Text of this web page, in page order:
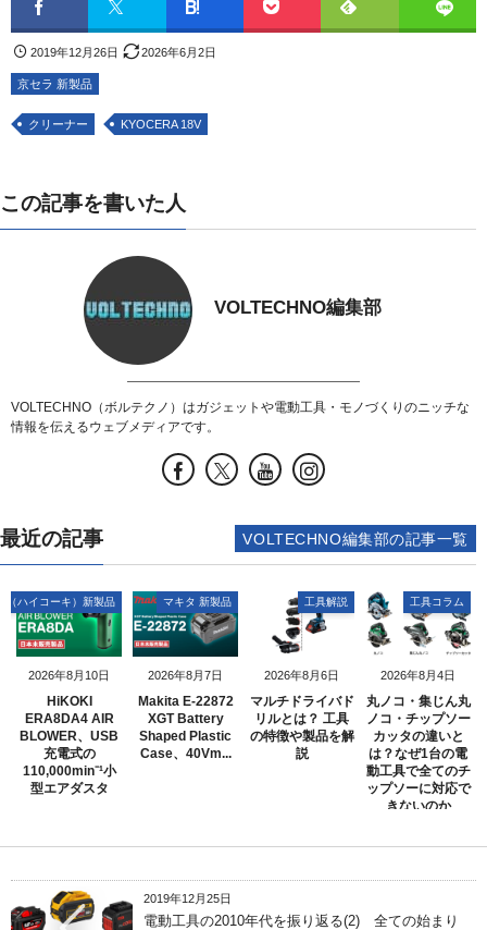
2019年12月26日 2026年6月2日
京セラ 新製品
クリーナー KYOCERA 18V
この記事を書いた人
VOLTECHNO編集部
VOLTECHNO（ボルテクノ）はガジェットや電動工具・モノづくりのニッチな
情報を伝えるウェブメディアです。
最近の記事
2026年8月10日
（ハイコーキ）新製品
HiKOKI
ERA8DA4 AIR
BLOWER、USB
充電式の
110,000min⁻¹小
型エアダスタ
2026年8月7日
マキタ 新製品
Makita E-22872
XGT Battery
Shaped Plastic
Case、40Vm...
2026年8月6日
工具解説
マルチドライバド
リルとは？ 工具
の特徴や製品を解
説
2026年8月4日
工具コラム
丸ノコ・集じん丸
ノコ・チップソー
カッタの違いと
は？なぜ1台の電
動工具で全てのチ
ップソーに対応で
きないのか
VOLTECHNO編集部の記事一覧
2019年12月25日
電動工具の2010年代を振り返る(2) 全ての始まり